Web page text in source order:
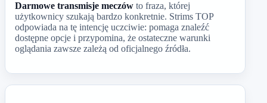
Darmowe transmisje meczów to fraza, której
użytkownicy szukają bardzo konkretnie. Strims TOP
odpowiada na tę intencję uczciwie: pomaga znaleźć
dostępne opcje i przypomina, że ostateczne warunki
oglądania zawsze zależą od oficjalnego źródła.